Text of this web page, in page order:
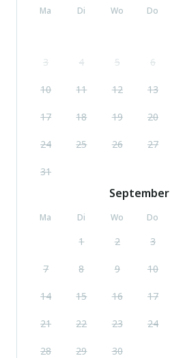
Ma Di Wo Do
3 4 5 6
10 11 12 13
17 18 19 20
24 25 26 27
31
September
Ma Di Wo Do
1 2 3
7 8 9 10
14 15 16 17
21 22 23 24
28 29 30